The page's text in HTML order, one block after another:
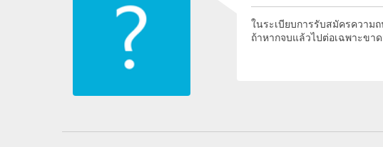
ในระเบียบการรับสมัครความ
ถ้าหากจบแล้วไปต่อเฉพาะขา